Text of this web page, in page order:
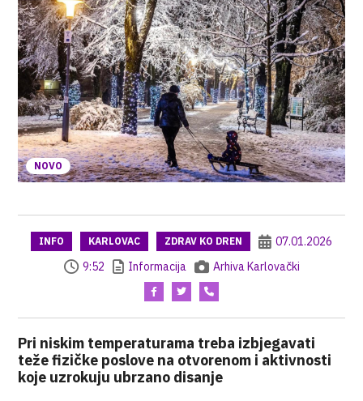
NOVO
INFO KARLOVAC ZDRAV KO DREN
07.01.2026
9:52
Informacija Arhiva Karlovački
Pri niskim temperaturama treba izbjegavati
teže fizičke poslove na otvorenom i aktivnosti
koje uzrokuju ubrzano disanje